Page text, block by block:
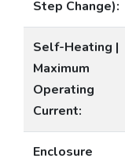
Step Change):
Self-Heating |
Maximum
Operating
Current:
Enclosure